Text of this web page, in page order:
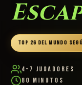
TOP 26 DEL MUNDO
4–7 Jugadores
80 Minutos